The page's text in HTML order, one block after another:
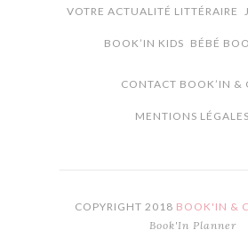
VOTRE ACTUALITÉ LITTÉRAIRE
BOOK’IN KIDS BÉBÉ
CONTACT BOOK’IN &
MENTIONS LÉGALES
COPYRIGHT 2018 BOOK'IN &
Book'In Planner